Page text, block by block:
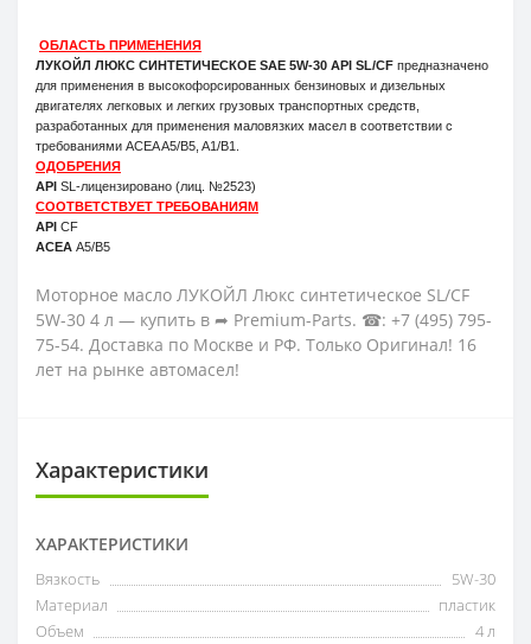
ОБЛАСТЬ ПРИМЕНЕНИЯ
ЛУКОЙЛ ЛЮКС СИНТЕТИЧЕСКОЕ SAE 5W-30 API SL/CF предназначено
для применения в высокофорсированных бензиновых и дизельных
двигателях легковых и легких грузовых транспортных средств,
разработанных для применения маловязких масел в соответствии с
требованиями ACEA A5/B5, A1/B1.
ОДОБРЕНИЯ
API SL-лицензировано (лиц. №2523)
СООТВЕТСТВУЕТ ТРЕБОВАНИЯМ
API CF
ACEA A5/B5
Моторное масло ЛУКОЙЛ Люкс синтетическое SL/CF
5W-30 4 л — купить в ➦ Premium-Parts. ☎: +7 (495) 795-
75-54. Доставка по Москве и РФ. Только Оригинал! 16
лет на рынке автомасел!
Характеристики
ХАРАКТЕРИСТИКИ
Вязкость
5W-30
Материал
пластик
Объем
4 л